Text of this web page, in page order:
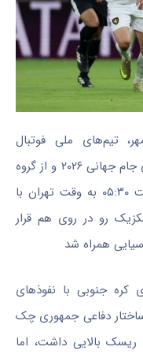
تیم‌های ملی فوتبال
کره‌جنونی و جمهوری چک در دومین بازی جام جهانی ۲۰۲۶ و از گروه
A صبح امروز جمعه ۲۲ خرداد و از ساعت ۰۵:۳۰ به وقت تهران با
رو در روی هم قرار
همراه شد
کره جنوبی با نفوذ‌های
دفاعی جمهوری چک
ریسک بالایی داشت، اما